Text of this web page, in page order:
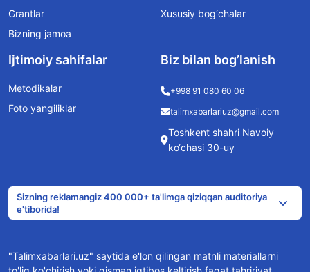
Grantlar
Bizning jamoa
Xususiy bog‘chalar
Ijtimoiy sahifalar
Metodikalar
Foto yangiliklar
Biz bilan bog’lanish
+998 91 080 60 06
talimxabarlariuz@gmail.com
Toshkent shahri Navoiy
ko‘chasi 30-uy
Sizning reklamangiz 400 000+ ta'limga qiziqqan auditoriya
e'tiborida!
"Talimxabarlari.uz" saytida e'lon qilingan matnli materiallarni